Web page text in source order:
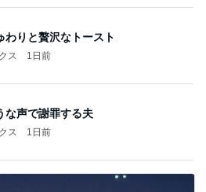
わりと贅沢なトースト
ス 1日前
な声で謝罪する夫
ス 1日前